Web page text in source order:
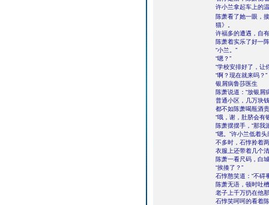
许小兰拿起车上的
陈萧看了她一眼，
猫》。
许福多的遭遇，自
陈萧着实乐了好一
“小兰。”
“嗯？”
“学校安排好了，让
“啊？现在就来吗？”
银屑病鲁莎医生
陈萧说道：“放银屑
普通小区，几万块
都不如陈萧喝瓶酒
“哦，谢，肚脐会有
陈萧摆摆手，“那我
“嗯。”许小兰低着
不多时，石惇拎着
衣服上还带着几个
陈萧一看尺码，白
“挨揍了？”
石惇憨笑道：“不碍
陈萧无语，顿时吐
老子上千万扔在他
石惇笑呵呵的看着